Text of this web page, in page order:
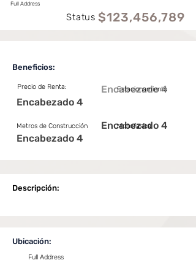
Full Address
Status $123,456,789
Beneficios:
Precio de Renta:
Encabezado 4
Encabezado 4
Estacionamiento
Metros de Construcción
Encabezado 4
Encabezado 4
Monofasica
Descripción:
Ubicación:
Full Address